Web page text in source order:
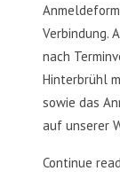
Verbindung.
nach
Hinterbrühl
sowie das
auf unserer
Continue